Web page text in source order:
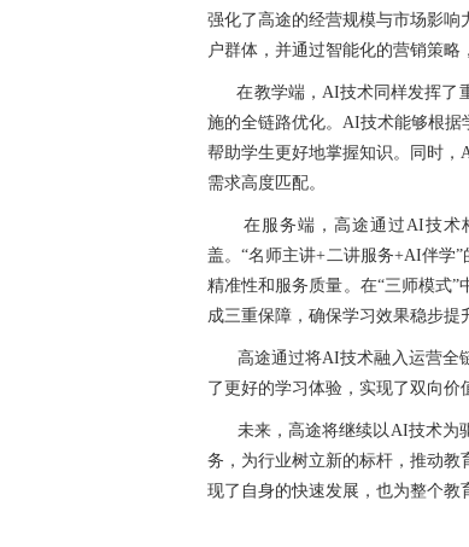
强化了高途的经营规模与市场影
户群体，并通过智能化的营销策略
在教学端，AI技术同样发挥了
施的全链路优化。AI技术能够根据
帮助学生更好地掌握知识。同时
需求高度匹配。
在服务端，高途通过AI技术
盖。“名师主讲+二讲服务+AI伴学
精准性和服务质量。在“三师模式
成三重保障，确保学习效果稳步提
高途通过将AI技术融入运营全
了更好的学习体验，实现了双向价
未来，高途将继续以AI技术为
务，为行业树立新的标杆，推动
现了自身的快速发展，也为整个教